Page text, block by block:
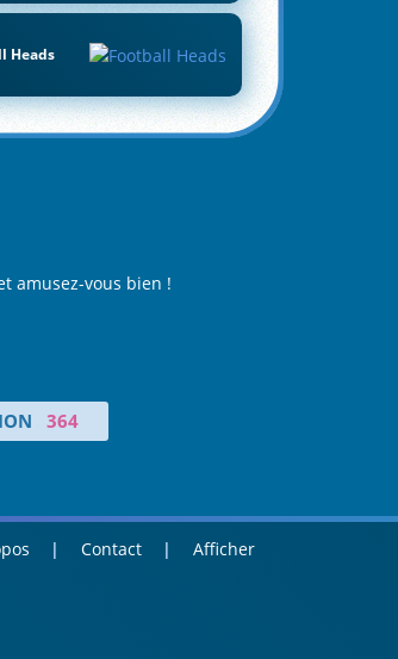
Heads
amusez-vous bien !
364
Contact Afficher